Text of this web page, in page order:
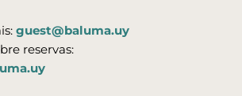
guest@baluma.uy
reservas: